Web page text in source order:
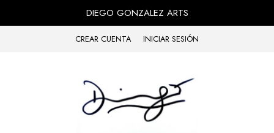
DIEGO GONZALEZ ARTS
CREAR CUENTA INICIAR SESIÓN